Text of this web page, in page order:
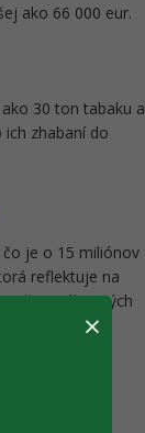
ako 66 000 eur.
30 ton tabaku a
zhabaní do
je o 15 miliónov
reflektuje na
zákonných
nasadenie×